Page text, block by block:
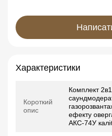
Характеристики
Короткий
опис
Комплект
ефекту
АКС-74У